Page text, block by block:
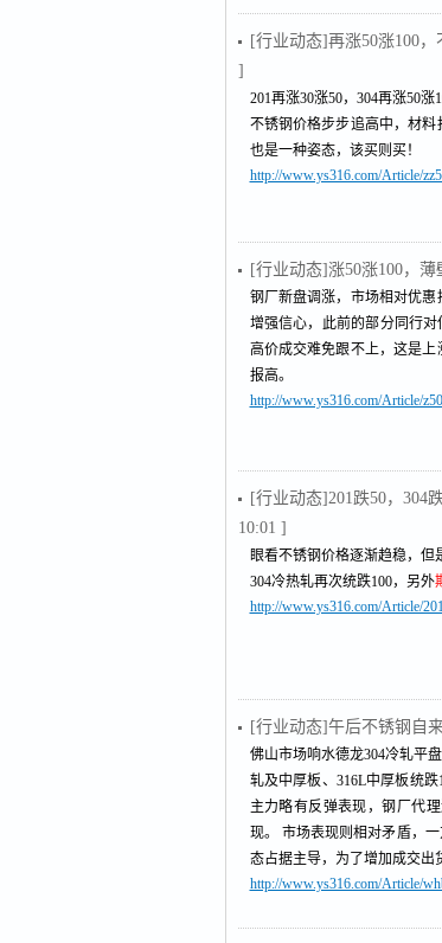
[行业动态]再涨50涨100
]
201再涨30涨50，304再涨50
不锈钢价格步步追高中，材
也是一种姿态，该买则买！
http://www.ys316.com/Article/
[行业动态]涨50涨100，
钢厂新盘调涨，市场相对优
增强信心，此前的部分同行
高价成交难免跟不上，这是
报高。
http://www.ys316.com/Article/
[行业动态]201跌50，304
10:01 ]
眼看不锈钢价格逐渐趋稳，但
304冷热轧再次统跌100，另外
http://www.ys316.com/Article/
[行业动态]午后不锈钢自
佛山市场响水德龙304冷轧平
轧及中厚板、316L中厚板统
主力略有反弹表现，钢厂代
现。 市场表现则相对矛盾，
态占据主导，为了增加成交出
http://www.ys316.com/Article/